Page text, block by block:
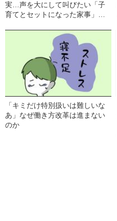
実…声を大にして叫びたい「子
育てとセットになった家事」の
「キミだけ特別扱いは難しいな
あ」なぜ働き方改革は進まない
のか